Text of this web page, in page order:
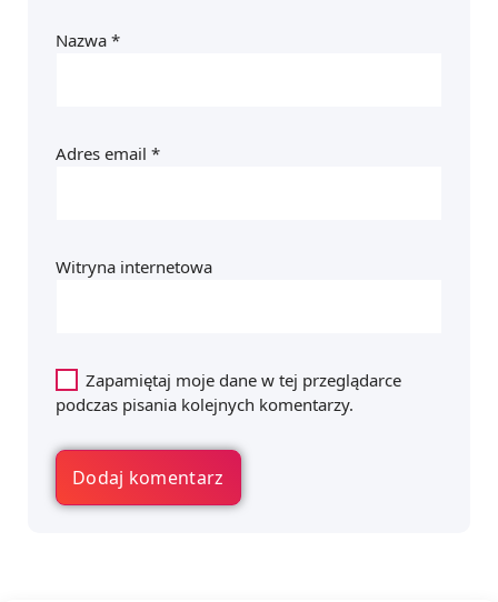
Nazwa *
Adres email *
Witryna internetowa
Zapamiętaj moje dane w tej przeglądarce
podczas pisania kolejnych komentarzy.